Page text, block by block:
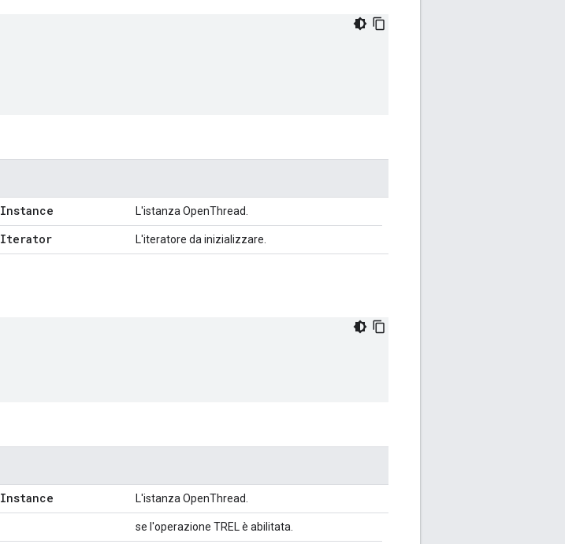
Instance L'istanza OpenThread.
Iterator L'iteratore da inizializzare.
Instance L'istanza OpenThread.
se l'operazione TREL è abilitata.